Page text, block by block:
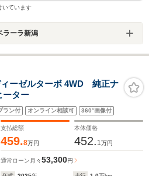
いています
ラーラ新潟
ーゼルターボ 4WD 純正ナ
ーター
ラン付 オンライン相談可 360°画像付
支払総額
459.8万円
本体価格
452. 1万円
通常ローン 月々53,300円